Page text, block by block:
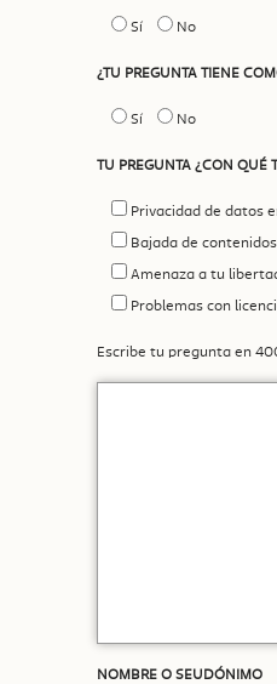
Sí No
¿TU PREGUNTA TIENE
Sí No
TU PREGUNTA ¿CON QUÉ
Privacidad de datos
Bajada de
Amenaza a tu
Problemas con
Escribe tu pregunta en
NOMBRE O SEUDÓNIMO